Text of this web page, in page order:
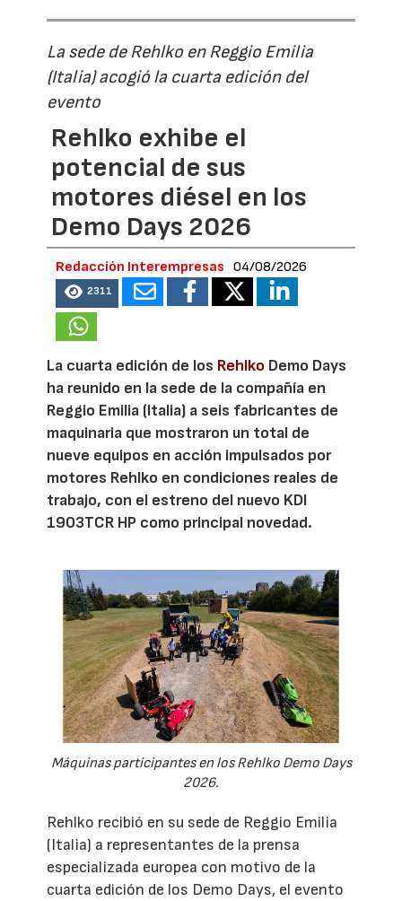
La sede de Rehlko en Reggio Emilia
(Italia) acogió la cuarta edición del
evento
Rehlko exhibe el
potencial de sus
motores diésel en los
Demo Days 2026
Redacción Interempresas 04/08/2026
2311
La cuarta edición de los Rehlko Demo Days
ha reunido en la sede de la compañía en
Reggio Emilia (Italia) a seis fabricantes de
maquinaria que mostraron un total de
nueve equipos en acción impulsados por
motores Rehlko en condiciones reales de
trabajo, con el estreno del nuevo KDI
1903TCR HP como principal novedad.
Máquinas participantes en los Rehlko Demo Days
2026.
Rehlko recibió en su sede de Reggio Emilia
(Italia) a representantes de la prensa
especializada europea con motivo de la
cuarta edición de los Demo Days, el evento